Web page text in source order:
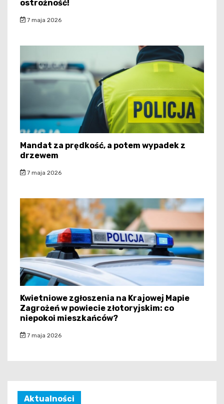
ostrożność!
7 maja 2026
Mandat za prędkość, a potem wypadek z
drzewem
7 maja 2026
Kwietniowe zgłoszenia na Krajowej Mapie
Zagrożeń w powiecie złotoryjskim: co
niepokoi mieszkańców?
7 maja 2026
Aktualności